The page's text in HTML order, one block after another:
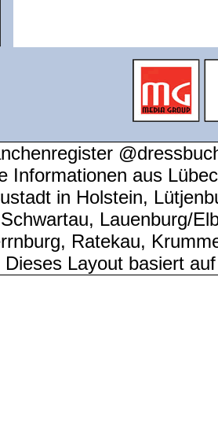
Informationen aus
in Holstein,
Lauenburg/
Ratekau,
Dieses Layout basiert